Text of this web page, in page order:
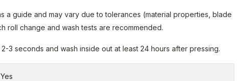
a guide and may vary due to tolerances (material properties, blade
roll change and wash tests are recommended.
3 seconds and wash inside out at least 24 hours after pressing.
Yes